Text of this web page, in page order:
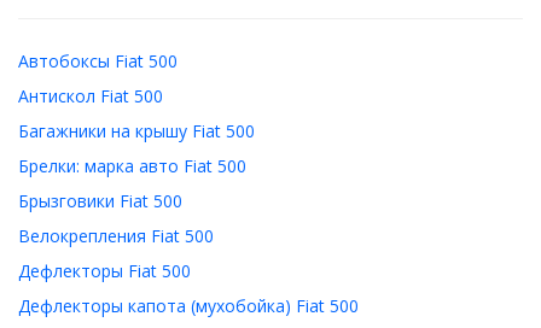
Автобоксы Fiat 500
Антискол Fiat 500
Багажники на крышу Fiat 500
Брелки: марка авто Fiat 500
Брызговики Fiat 500
Велокрепления Fiat 500
Дефлекторы Fiat 500
Дефлекторы капота (мухобойка) Fiat 500